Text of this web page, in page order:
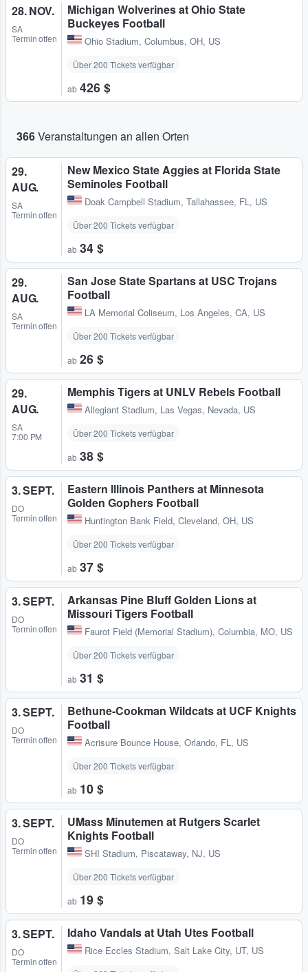
28. NOV.
SA
Termin offen
Michigan Wolverines at Ohio State
Buckeyes Football
Ohio Stadium, Columbus, OH, US
Über 200 Tickets verfügbar
ab 426 $
366Veranstaltungen an allen Orten
29.
AUG.
SA
Termin offen
New Mexico State Aggies at Florida State
Seminoles Football
Doak Campbell Stadium, Tallahassee, FL, US
Über 200 Tickets verfügbar
ab 34 $
29.
AUG.
SA
Termin offen
San Jose State Spartans at USC Trojans
Football
LA Memorial Coliseum, Los Angeles, CA, US
Über 200 Tickets verfügbar
ab 26 $
29.
AUG.
SA
7:00 PM
Memphis Tigers at UNLV Rebels Football
Allegiant Stadium, Las Vegas, Nevada, US
Über 200 Tickets verfügbar
ab 38 $
3. SEPT.
DO
Termin offen
Eastern Illinois Panthers at Minnesota
Golden Gophers Football
Huntington Bank Field, Cleveland, OH, US
Über 200 Tickets verfügbar
ab 37 $
3. SEPT.
DO
Termin offen
Arkansas Pine Bluff Golden Lions at
Missouri Tigers Football
Faurot Field (Memorial Stadium), Columbia, MO, US
Über 200 Tickets verfügbar
ab 31 $
3. SEPT.
DO
Termin offen
Bethune-Cookman Wildcats at UCF Knights
Football
Acrisure Bounce House, Orlando, FL, US
Über 200 Tickets verfügbar
ab 10 $
3. SEPT.
DO
Termin offen
UMass Minutemen at Rutgers Scarlet
Knights Football
SHI Stadium, Piscataway, NJ, US
Über 200 Tickets verfügbar
ab 19 $
3. SEPT.
DO
Termin offen
Idaho Vandals at Utah Utes Football
Rice Eccles Stadium, Salt Lake City, UT, US